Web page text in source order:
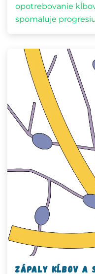
opotrebovanie
spomaluje
Zápaly kĺbov a